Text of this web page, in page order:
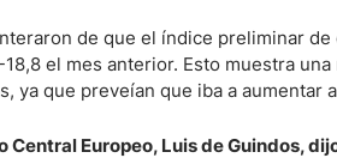
S&P 500
Todos los
de que el índice preliminar
el mes anterior. Esto muestra
ya que preveían que iba a aumentar
Central Europeo, Luis de Guindos,